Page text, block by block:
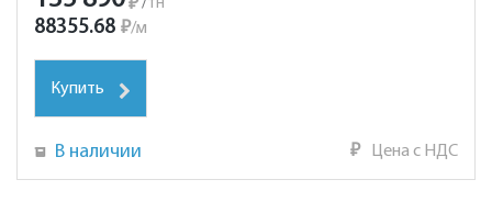
₽ / тн
88355.68 ₽/м
Купить
В наличии ₽ Цена с НДС